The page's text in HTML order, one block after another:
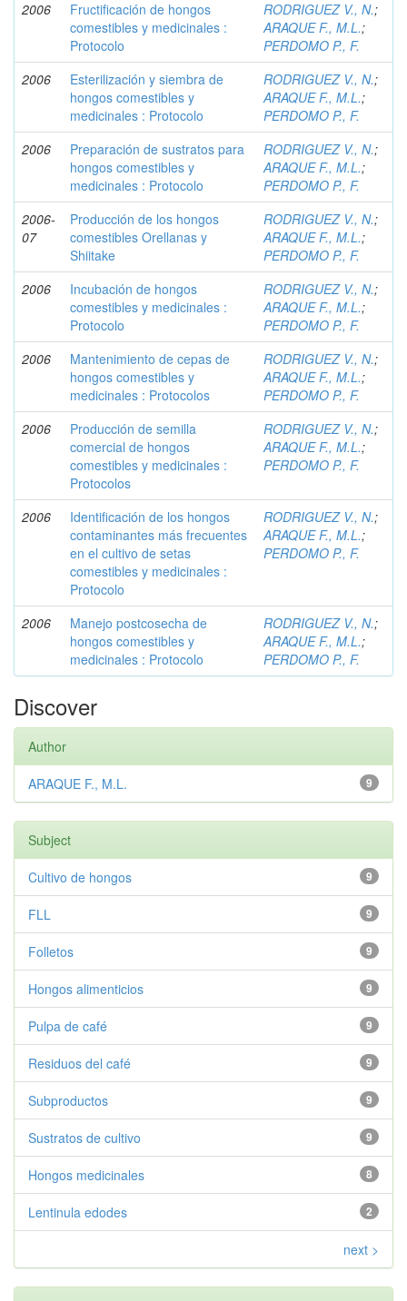
2006
Fructificación de hongos
comestibles y medicinales :
Protocolo
RODRIGUEZ V., N.;
ARAQUE F., M.L.;
PERDOMO P., F.
2006
Esterilización y siembra de
hongos comestibles y
medicinales : Protocolo
RODRIGUEZ V., N.;
ARAQUE F., M.L.;
PERDOMO P., F.
2006
Preparación de sustratos para
hongos comestibles y
medicinales : Protocolo
RODRIGUEZ V., N.;
ARAQUE F., M.L.;
PERDOMO P., F.
2006-
07
Producción de los hongos
comestibles Orellanas y
Shiitake
RODRIGUEZ V., N.;
ARAQUE F., M.L.;
PERDOMO P., F.
2006
Incubación de hongos
comestibles y medicinales :
Protocolo
RODRIGUEZ V., N.;
ARAQUE F., M.L.;
PERDOMO P., F.
2006
Mantenimiento de cepas de
hongos comestibles y
medicinales : Protocolos
RODRIGUEZ V., N.;
ARAQUE F., M.L.;
PERDOMO P., F.
2006
Producción de semilla
comercial de hongos
comestibles y medicinales :
Protocolos
RODRIGUEZ V., N.;
ARAQUE F., M.L.;
PERDOMO P., F.
2006
Identificación de los hongos
contaminantes más frecuentes
en el cultivo de setas
comestibles y medicinales :
Protocolo
RODRIGUEZ V., N.;
ARAQUE F., M.L.;
PERDOMO P., F.
2006
Manejo postcosecha de
hongos comestibles y
medicinales : Protocolo
RODRIGUEZ V., N.;
ARAQUE F., M.L.;
PERDOMO P., F.
Discover
Author
9
ARAQUE F., M.L.
Subject
9
Cultivo de hongos
9
FLL
9
Folletos
9
Hongos alimenticios
9
Pulpa de café
9
Residuos del café
9
Subproductos
9
Sustratos de cultivo
8
Hongos medicinales
2
Lentinula edodes
next >